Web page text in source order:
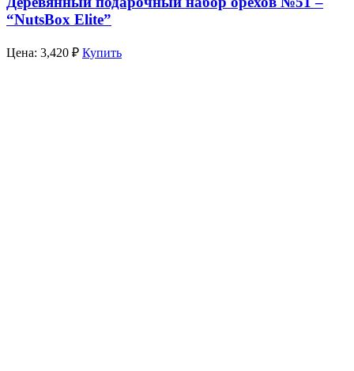
“NutsBox Elite”
Цена: 3,420 ₽ Купить